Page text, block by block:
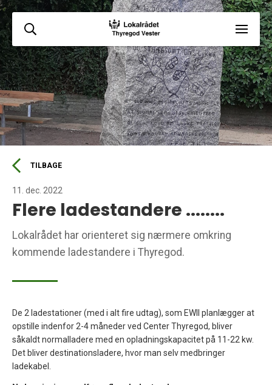
TILBAGE
11. dec. 2022
Flere ladestandere ........
Lokalrådet har orienteret sig nærmere omkring
kommende ladestandere i Thyregod.
De 2 ladestationer (med i alt fire udtag), som EWII planlægger at
opstille indenfor 2-4 måneder ved Center Thyregod, bliver
såkaldt normalladere med en opladningskapacitet på 11-22 kw.
Det bliver destinationsladere, hvor man selv medbringer
ladekabel.